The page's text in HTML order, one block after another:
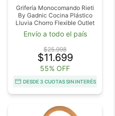
Grifería Monocomando Rieti
By Gadnic Cocina Plástico
Lluvia Chorro Flexible Outlet
Envío a todo el país
$25.998
$11.699
55% OFF
DESDE 3 CUOTAS SIN INTERÉS